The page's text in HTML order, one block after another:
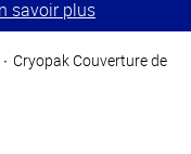
savoir plus
Cryopak Couverture de